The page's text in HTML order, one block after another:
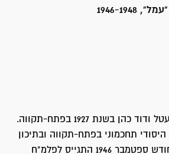
1948
ישראל כהן נולד להוריו עטל ודוד כהן בשנת 1927 בפתח-תקווה.
תחכמוני בפתח-תקווה ובתיכון
מקס פיין בתל-אביב. בחודש ספטמבר 1946 התגייס לפלמ"ח